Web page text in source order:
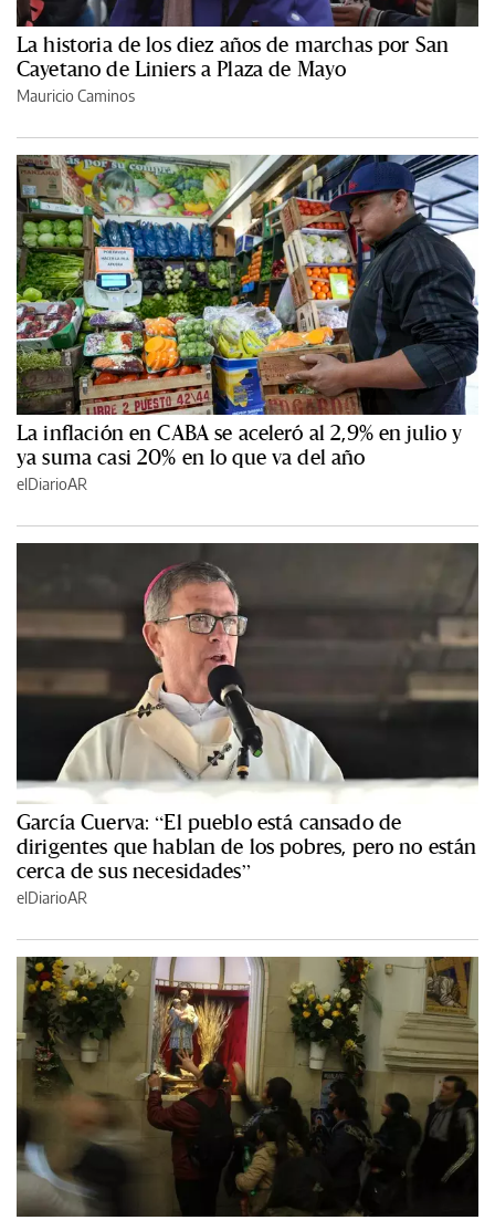
La historia de los diez años de marchas por San
Cayetano de Liniers a Plaza de Mayo
Mauricio Caminos
La inflación en CABA se aceleró al 2,9% en julio y
ya suma casi 20% en lo que va del año
elDiarioAR
García Cuerva: “El pueblo está cansado de
dirigentes que hablan de los pobres, pero no están
cerca de sus necesidades”
elDiarioAR